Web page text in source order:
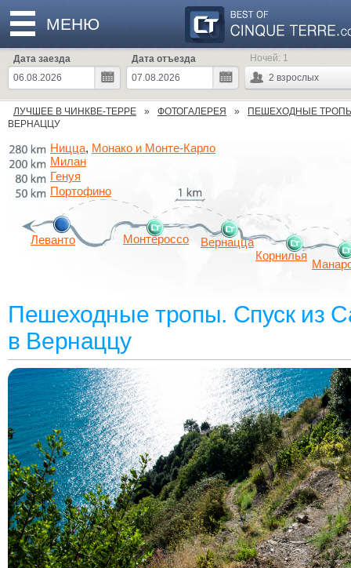
МЕНЮ
Дата заезда
Дата отъезда
2 взрослых
Ночей: 1
ЛУЧШЕЕ В ЧИНКВЕ-ТЕРРЕ ФОТОГАЛЕРЕЯ
ПЕШЕХОДНЫЕ
ВЕРНАЦЦУ
Леванто Монтероссо
Вернацца
Корнилья
Генуя
Милан
Ницца, Монако и Монте-Карло
Портофино
Пешеходные тропы. Спуск из
в Вернаццу